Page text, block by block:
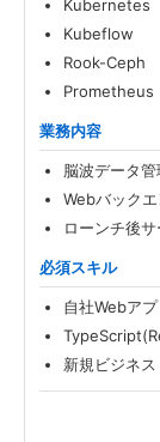
Kubernetes
Kubeflow
Rook-Ceph
Prometheus
業務内容
脳波データ
Webバック
ローンチ後
必須スキル
自社Webア
新規ビジネ